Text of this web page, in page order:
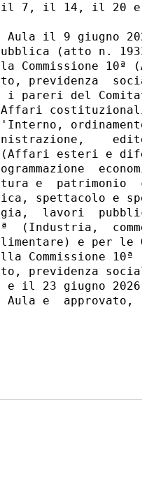
il 7, il 14, il 20
Aula il 9 giugno
(atto n.
Commissione 10ª
previdenza
i pareri del
(Affari
esteri e
e
spettacolo e
lavori
(Industria,
e per
Commissione 10ª
previdenza
il 23 giugno
Aula e  approvato,